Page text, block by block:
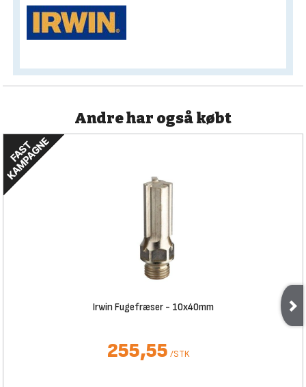
Andre har også købt
Irwin Fugefræser - 10x40mm
255,55 /STK